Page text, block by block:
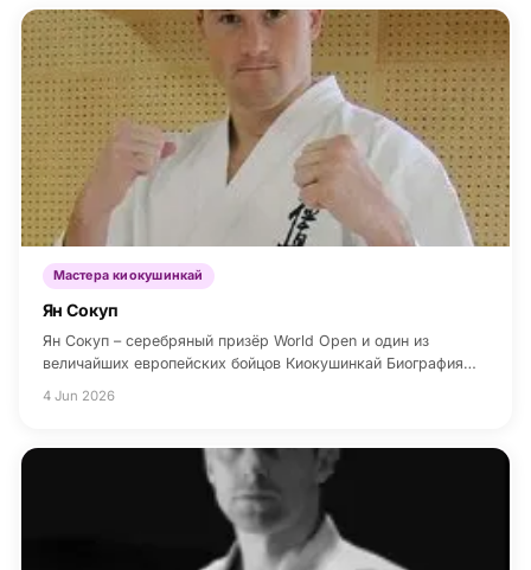
Мастера киокушинкай
Ян Сокуп
Ян Сокуп – серебряный призёр World Open и один из
величайших европейских бойцов Киокушинкай Биография…
4 Jun 2026